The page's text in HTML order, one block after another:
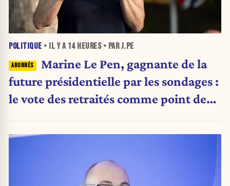
POLITIQUE • IL Y A 14 HEURES• PAR J.PE
Marine Le Pen, gagnante de la
future présidentielle par les sondages :
le vote des retraités comme point de